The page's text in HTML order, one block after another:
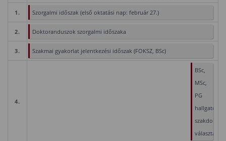
1. Szorgalmi időszak (első oktatási nap: február 27.)
2. Doktoranduszok szorgalmi időszaka
3. Szakmai gyakorlat jelentkezési időszak (FOKSZ, BSc)
4.
BSc,
MSc,
PG
hallgatók
választása